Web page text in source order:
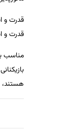
قدرت و
قدرت و
مناسب
هستند،